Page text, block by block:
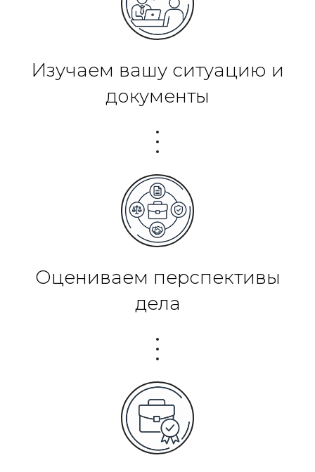
Изучаем вашу ситуацию и
документы
Оцениваем перспективы
дела